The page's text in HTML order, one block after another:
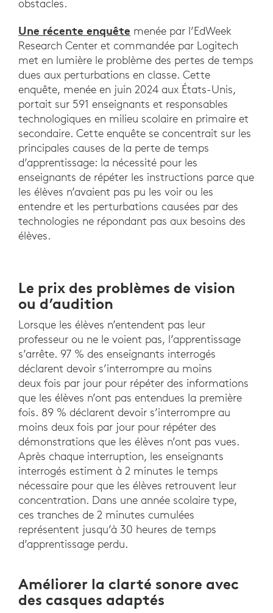
obstacles.
Une récente enquête menée par l’EdWeek
Research Center et commandée par Logitech
met en lumière le problème des pertes de temps
dues aux perturbations en classe. Cette
enquête, menée en juin 2024 aux États-Unis,
portait sur 591 enseignants et responsables
technologiques en milieu scolaire en primaire et
secondaire. Cette enquête se concentrait sur les
principales causes de la perte de temps
d’apprentissage: la nécessité pour les
enseignants de répéter les instructions parce que
les élèves n’avaient pas pu les voir ou les
entendre et les perturbations causées par des
technologies ne répondant pas aux besoins des
élèves.
Le prix des problèmes de vision
ou d’audition
Lorsque les élèves n’entendent pas leur
professeur ou ne le voient pas, l’apprentissage
s’arrête. 97 % des enseignants interrogés
déclarent devoir s’interrompre au moins
deux fois par jour pour répéter des informations
que les élèves n’ont pas entendues la première
fois. 89 % déclarent devoir s’interrompre au
moins deux fois par jour pour répéter des
démonstrations que les élèves n’ont pas vues.
Après chaque interruption, les enseignants
interrogés estiment à 2 minutes le temps
nécessaire pour que les élèves retrouvent leur
concentration. Dans une année scolaire type,
ces tranches de 2 minutes cumulées
représentent jusqu’à 30 heures de temps
d’apprentissage perdu.
Améliorer la clarté sonore avec
des casques adaptés